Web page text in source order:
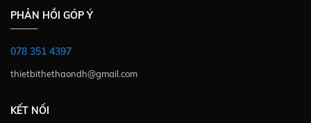
PHẢN HỒI GÓP Ý
078 351 4397
thietbithethaondh@gmail.com
KẾT NỐI